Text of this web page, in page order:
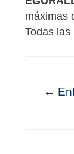
máximas
Todas
←